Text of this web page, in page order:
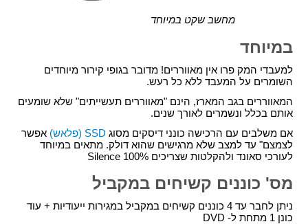
מחשב שקט במיוחד
במיוחד
למעבדי המק פרו אין מאווררים! מדובר בגופי קירור מיוחדים
השומרים על המעבד ללא כל רעש.
המאווררים בגב המארז, הינם "מאווררים תעשייתים" שלא שומעים
אותם בכלל ונשמרים לאורך שנים.
אם משלבים עם הרכישה כונני דיסקים מסוג SSD (פלאש)
אפשר
לצמצם" עד למצב שלא מרגישים שהוא דולק. מתאים במיוחד
לעורכי סאונד ולהקלטות שצריכים 100% Silence
מס' כוננים קשיחים במקביל
ניתן לחבר עד 4 כוננים קשיחים במקביל במגירות ייעודיות + עוד
כונן 1 מתחת ל- DVD